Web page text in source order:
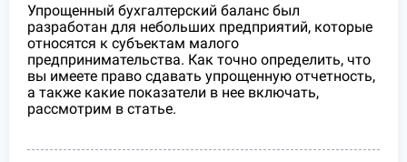
Упрощенный бухгалтерский баланс был
разработан для небольших предприятий, которые
относятся к субъектам малого
предпринимательства. Как точно определить, что
вы имеете право сдавать упрощенную отчетность,
а также какие показатели в нее включать,
рассмотрим в статье.